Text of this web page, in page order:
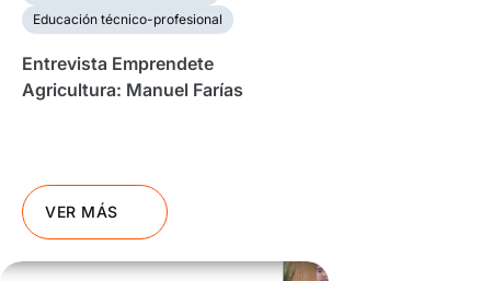
Educación técnico-profesional
Entrevista Emprendete
Agricultura: Manuel Farías
VER MÁS